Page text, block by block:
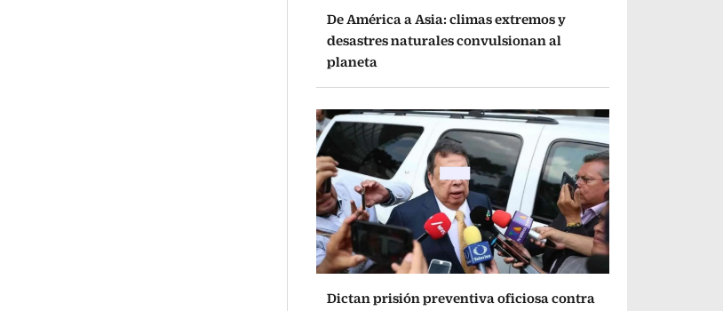
De América a Asia: climas extremos y
desastres naturales convulsionan al
planeta
Dictan prisión preventiva oficiosa contra